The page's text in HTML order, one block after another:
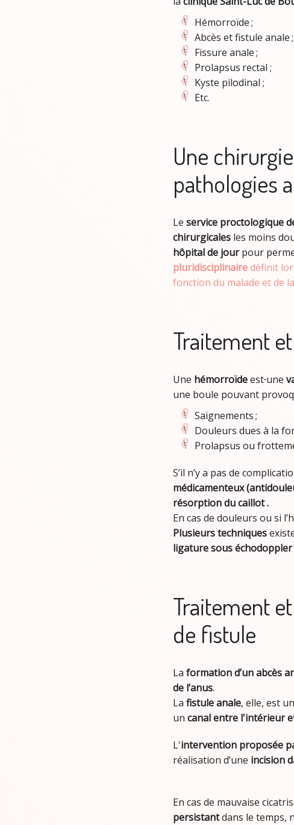
Hémorroïde ;
Abcès et fistule anale ;
Fissure anale ;
Prolapsus rectal ;
Kyste pilodinal ;
Etc.
Une
pathologies
Le service proctologique
chirurgicales les moins
hôpital de jourpour
pluridisciplinairedéfinit
fonction du malade et de la
Traitement
Une hémorroïdeest une
une boule pouvant
Saignements ;
Douleurs dues à la
Prolapsus ou
S’il n’y a pas de
médicamenteux
résorption du caillot .
En cas de douleurs ou si
Plusieurs techniques
ligature sous échodoppler
Traitement
de fistule
La formation d’un abcès
de l’anus.
La fistule anale, elle, est
un canal entre l'intérieur
L'intervention proposée
réalisation d’une incision
En cas de mauvaise
persistantdans le temps,